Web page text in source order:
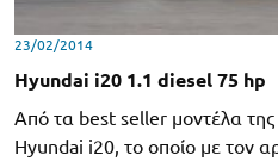
23/02/2014
Hyundai i20 1.1 diesel 75 hp
Από τα best seller μοντέλα της
Hyundai i20, το οποίο με τον